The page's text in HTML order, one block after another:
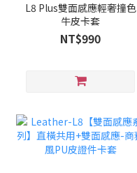
L8 Plus雙面感應輕奢撞色
牛皮卡套
NT$990